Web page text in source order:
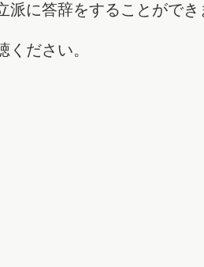
派に答辞をすることができ
ださい。